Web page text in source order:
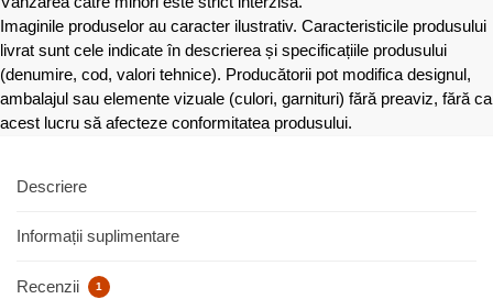
Imaginile produselor au caracter ilustrativ. Caracteristicile produsului
livrat sunt cele indicate în descrierea și specificațiile produsului
(denumire, cod, valori tehnice). Producătorii pot modifica designul,
ambalajul sau elemente vizuale (culori, garnituri) fără preaviz, fără ca
acest lucru să afecteze conformitatea produsului.
Descriere
Informații suplimentare
Recenzii 1